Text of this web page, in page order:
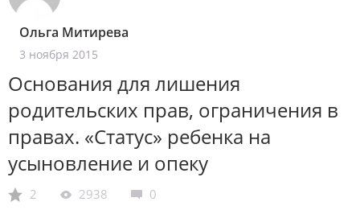
Ольга Митирева
3 ноября 2015
Основания для лишения
родительских прав, ограничения в
правах. «Статус» ребенка на
усыновление и опеку
2 2938 0